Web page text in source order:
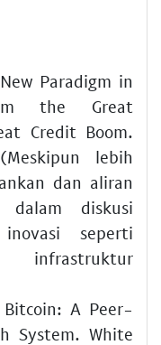
Paradigm in
the Great
Credit Boom.
lebih
dan aliran
diskusi
seperti
infrastruktur
A Peer-
System. White